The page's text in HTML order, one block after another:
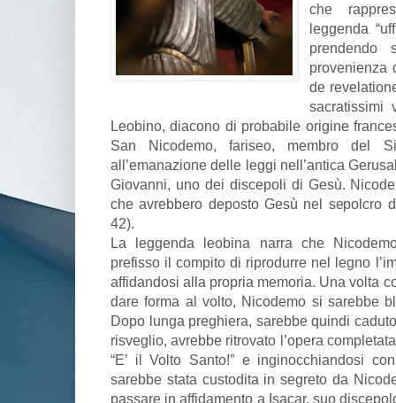
che
leggenda
prendendo
provenienza
de
Leobino, diacono di probabile origine
San Nicodemo, fariseo, membro del
all’emanazione delle leggi nell’antica
Giovanni, uno dei discepoli di Gesù.
che avrebbero deposto Gesù nel sepolcro
42).
La leggenda leobina narra che
prefisso il compito di riprodurre nel legno
affidandosi alla propria memoria. Una volta
dare forma al volto, Nicodemo si sarebbe
Dopo lunga preghiera, sarebbe quindi
risveglio, avrebbe ritrovato l’opera
“E’ il Volto Santo!” e inginocchiandosi
sarebbe stata custodita in segreto da
passare in affidamento a Isacar, suo